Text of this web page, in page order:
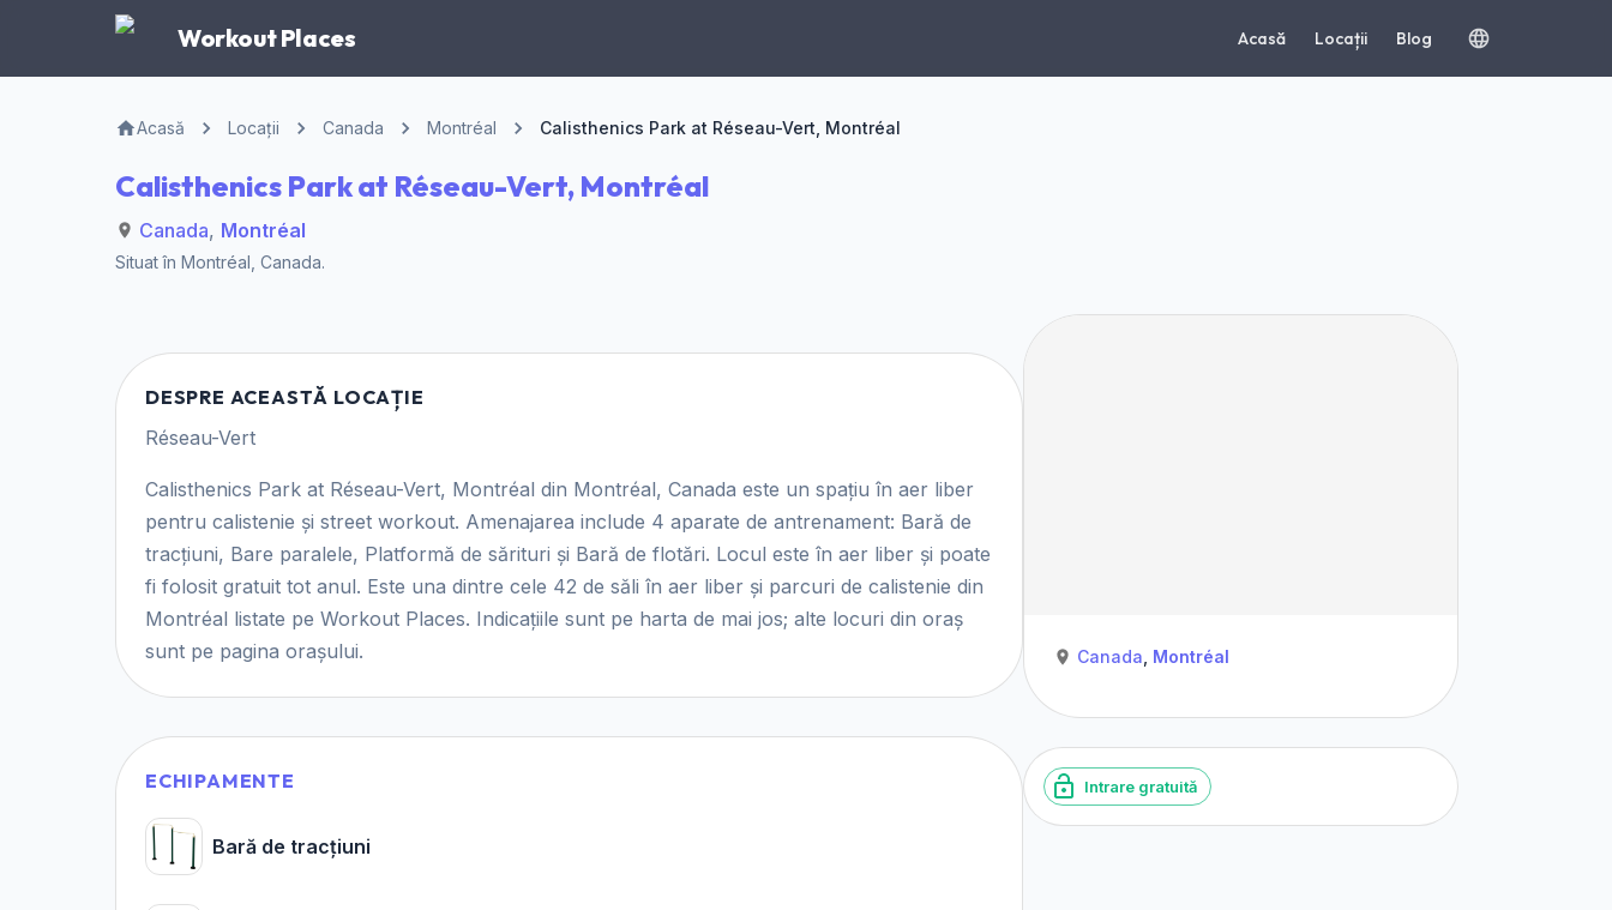
Workout Places Acasă Locații Blog
Acasă Locații Canada Montréal Calisthenics Park at Réseau-Vert, Montréal
Calisthenics Park at Réseau-Vert, Montréal
Canada, Montréal
Situat în Montréal Canada.
DESPRE ACEASTĂ LOCAȚIE
Réseau-Vert
Calisthenics Park at Réseau-Vert, Montréal din Montréal, Canada este un spațiu în aer liber
pentru calistenie și street workout. Amenajarea include 4 aparate de antrenament: Bară de
tracțiuni, Bare paralele, Platformă de sărituri și Bară de flotări. Locul este în aer liber și poate
fi folosit gratuit tot anul. Este una dintre cele 42 de săli în aer liber și parcuri de calistenie din
Montréal listate pe Workout Places. Indicațiile sunt pe harta de mai jos; alte locuri din oraș
sunt pe pagina orașului.
ECHIPAMENTE
Bară de tracțiuni
Canada Montréal
Intrare gratuită